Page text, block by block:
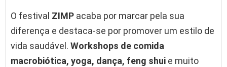
O festival ZIMP acaba por marcar pela sua
diferença e destaca-se por promover um estilo de
vida saudável. Workshops de comida
macrobiótica, yoga, dança, feng shui e muito